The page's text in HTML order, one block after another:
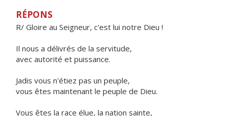
RÉPONS
R/ Gloire au Seigneur, c'est lui notre Dieu !
Il nous a délivrés de la servitude,
avec autorité et puissance.
Jadis vous n'étiez pas un peuple,
vous êtes maintenant le peuple de Dieu.
Vous êtes la race élue, la nation sainte,